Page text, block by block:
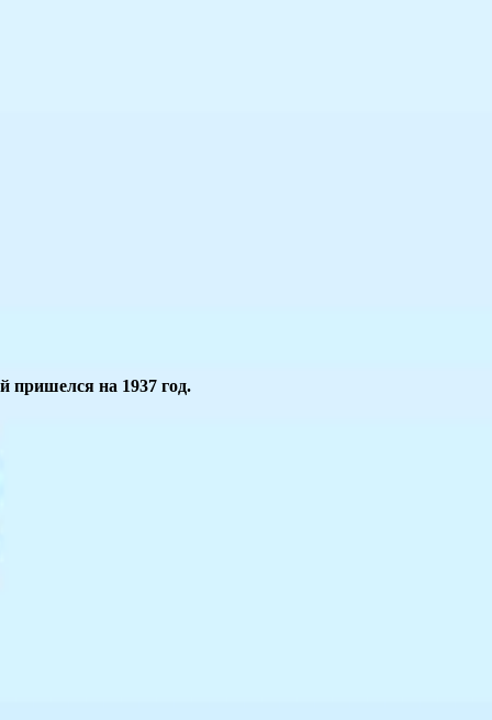
пришелся на 1937 год.